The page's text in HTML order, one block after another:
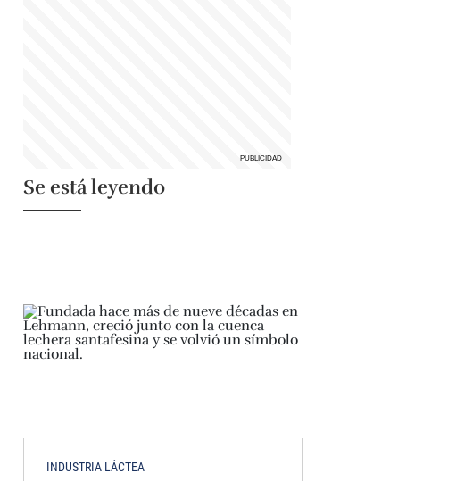
Se está leyendo
INDUSTRIA LÁCTEA